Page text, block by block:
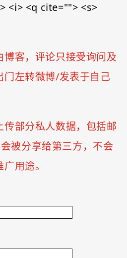
<i> <q cite=""> <s>
博客，评论只接受询问及
门左转微博/发表于自己
部分私人数据，包括邮
被分享给第三方，不会
用途。